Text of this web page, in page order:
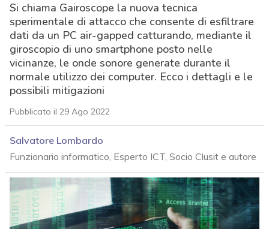
Si chiama Gairoscope la nuova tecnica
sperimentale di attacco che consente di esfiltrare
dati da un PC air-gapped catturando, mediante il
giroscopio di uno smartphone posto nelle
vicinanze, le onde sonore generate durante il
normale utilizzo dei computer. Ecco i dettagli e le
possibili mitigazioni
Pubblicato il 29 Ago 2022
Salvatore Lombardo
Funzionario informatico, Esperto ICT, Socio Clusit e autore